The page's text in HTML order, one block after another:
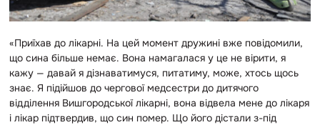
«Приїхав до лікарні. На цей момент дружині вже повідомили,
що сина більше немає. Вона намагалася у це не вірити, я
кажу — давай я дізнаватимуся, питатиму, може, хтось щось
знає. Я підійшов до чергової медсестри до дитячого
відділення Вишгородської лікарні, вона відвела мене до лікаря
і лікар підтвердив, що син помер. Що його дістали з-під